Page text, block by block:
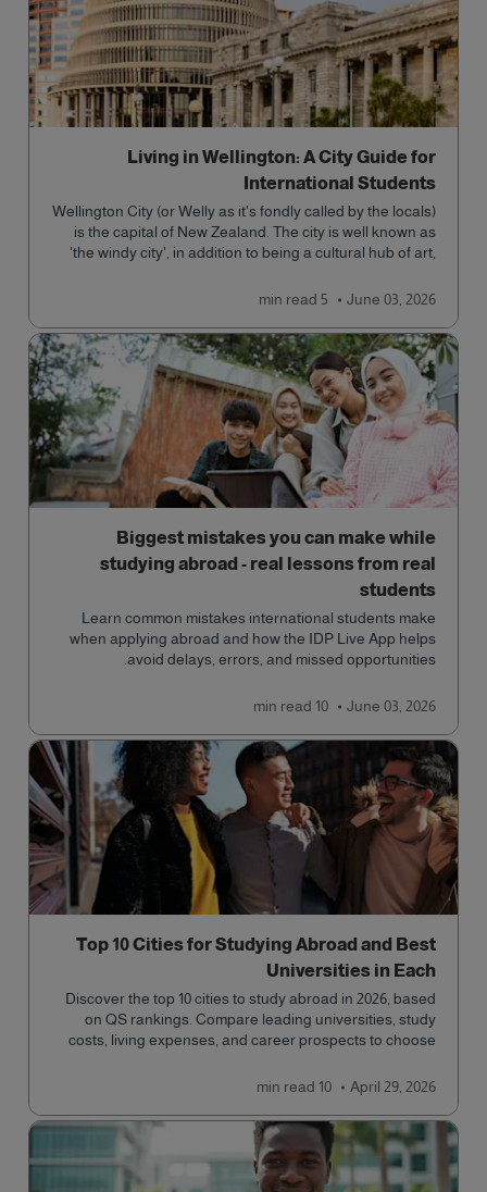
Living in Wellington: A City Guide for
International Students
Wellington City (or Welly as it's fondly called by the locals)
is the capital of New Zealand. The city is well known as
'the windy city', in addition to being a cultural hub of art,
government.
June 03, 2026
5 min
read
Biggest mistakes you can make while
studying abroad - real lessons from real
students
Learn common mistakes international students make
when applying abroad and how the IDP Live App helps
avoid delays, errors, and missed opportunities.
June 03, 2026
10 min
read
Top 10 Cities for Studying Abroad and Best
Universities in Each
Discover the top 10 cities to study abroad in 2026, based
on QS rankings. Compare leading universities, study
costs, living expenses, and career prospects to choose
April 29, 2026
10 min
read